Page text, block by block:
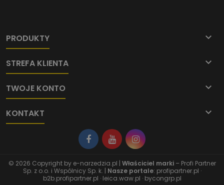
PRODUKTY 
STREFA KLIENTA 
TWOJE KONTO 
KONTAKT 
© 2026 Copyright by e-narzedzia.pl | Właściciel marki– Profi Partner
Sp. z o.o. i Wspólnicy Sp. k. | Nasze portale: profipartner.pl ·
b2b.profipartner.pl · leica.waw.pl · bycongrp.pl